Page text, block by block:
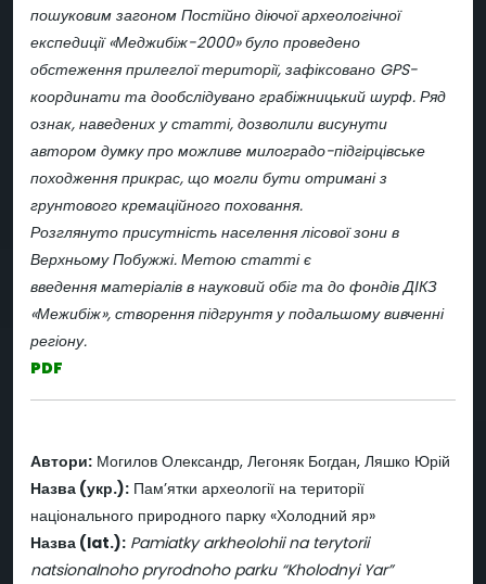
пошуковим загоном Постійно діючої археологічної
експедиції «Меджибіж-2000» було проведено
обстеження прилеглої території, зафіксовано GPS-
координати та дообслідувано грабіжницький шурф. Ряд
ознак, наведених у статті, дозволили висунути
автором думку про можливе милоградо-підгірцівське
походження прикрас, що могли бути отримані з
грунтового кремаційного поховання.
Розглянуто присутність населення лісової зони в
Верхньому Побужжі. Метою статті є
введення матеріалів в науковий обіг та до фондів ДІКЗ
«Межибіж», створення підгрунтя у подальшому вивченні
регіону.
PDF
Автори: Могилов Олександр, Легоняк Богдан, Ляшко Юрій
Назва (укр.): Пам’ятки археології на території
національного природного парку «Холодний яр»
Назва (lat.): Pamiatky arkheolohii na terytorii
natsionalnoho pryrodnoho parku “Kholodnyi Yar”